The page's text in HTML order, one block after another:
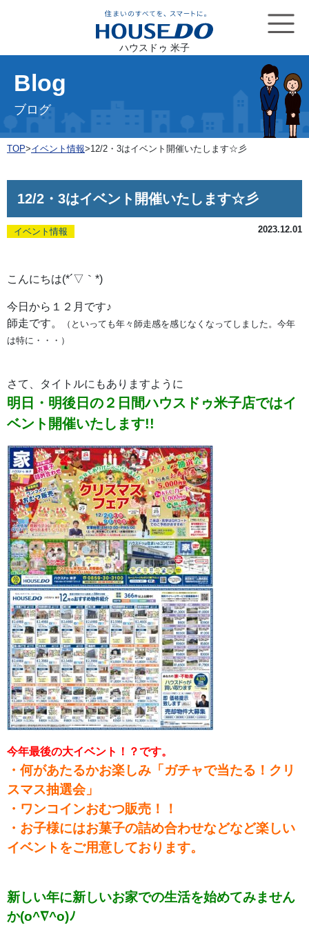
ハウスドゥ 米子
Blog
ブログ
TOP>イベント情報>12/2・3はイベント開催いたします☆彡
12/2・3はイベント開催いたします☆彡
イベント情報 2023.12.01
こんにちは(*´▽｀*)
今日から１２月です♪
師走です。
（といっても年々師走感を感じなくなってしました。今年
は特に・・・）
さて、タイトルにもありますように
明日・明後日の２日間ハウスドゥ米子店ではイ
ベント開催いたします!!
今年最後の大イベント！？です。
・何があたるかお楽しみ「ガチャで当たる！クリ
スマス抽選会」
・ワンコインおむつ販売！！
・お子様にはお菓子の詰め合わせなどなど楽しい
イベントをご用意しております。
新しい年に新しいお家での生活を始めてみません
か(o^∇^o)ﾉ